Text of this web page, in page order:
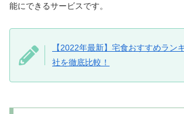
能にできるサービスです。
【2022年最新】宅食おすすめラン
社を徹底比較！